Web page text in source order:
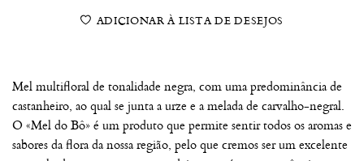
ADICIONAR À LISTA DE DESEJOS
Mel multifloral de tonalidade negra, com uma predominância de
castanheiro, ao qual se junta a urze e a melada de carvalho-negral.
O «Mel do Bô» é um produto que permite sentir todos os aromas e
sabores da flora da nossa região, pelo que cremos ser um excelente